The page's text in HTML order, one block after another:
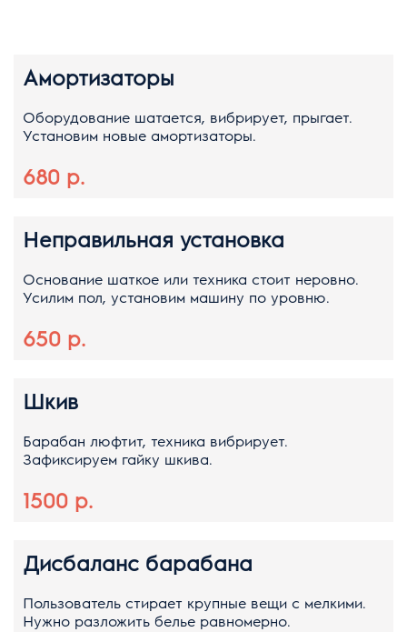
Амортизаторы
Оборудование шатается, вибрирует, прыгает.
Установим новые амортизаторы.
680 р.
Неправильная установка
Основание шаткое или техника стоит неровно.
Усилим пол, установим машину по уровню.
650 р.
Шкив
Барабан люфтит, техника вибрирует.
Зафиксируем гайку шкива.
1500 р.
Дисбаланс барабана
Пользователь стирает крупные вещи с мелкими.
Нужно разложить белье равномерно.